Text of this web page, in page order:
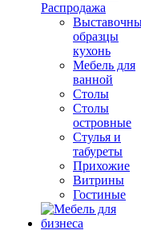
Распродажа
образцы
кухонь
Мебель для
ванной
Столы
Столы
островные
Стулья и
табуреты
Прихожие
Витрины
Гостиные